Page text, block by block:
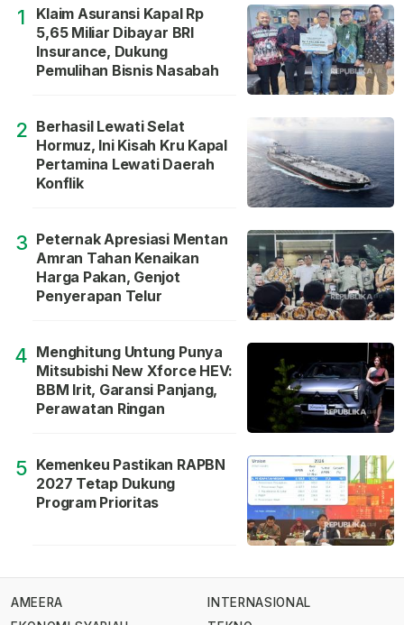
1
Klaim Asuransi Kapal Rp
5,65 Miliar Dibayar BRI
Insurance, Dukung
Pemulihan Bisnis Nasabah
2 Berhasil Lewati Selat
Hormuz, Ini Kisah Kru Kapal
Pertamina Lewati Daerah
Konflik
3 Peternak Apresiasi Mentan
Amran Tahan Kenaikan
Harga Pakan, Genjot
Penyerapan Telur
4 Menghitung Untung Punya
Mitsubishi New Xforce HEV:
BBM Irit, Garansi Panjang,
Perawatan Ringan
5 Kemenkeu Pastikan RAPBN
2027 Tetap Dukung
Program Prioritas
AMEERA
INTERNASIONAL